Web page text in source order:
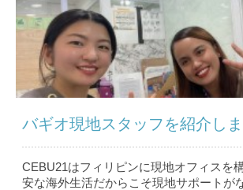
バギオ現地スタッフを紹介しま
CEBU21はフィリピンに現地オフィスを
安な海外生活だからこそ現地サポートが